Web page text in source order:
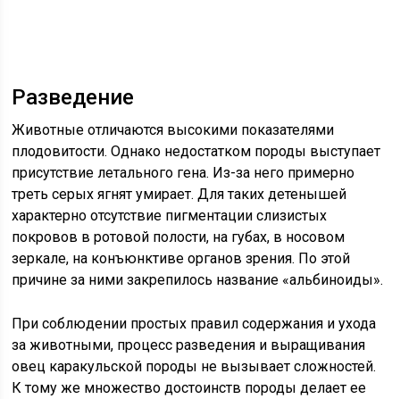
Разведение
Животные отличаются высокими показателями
плодовитости. Однако недостатком породы выступает
присутствие летального гена. Из-за него примерно
треть серых ягнят умирает. Для таких детенышей
характерно отсутствие пигментации слизистых
покровов в ротовой полости, на губах, в носовом
зеркале, на конъюнктиве органов зрения. По этой
причине за ними закрепилось название «альбиноиды».
При соблюдении простых правил содержания и ухода
за животными, процесс разведения и выращивания
овец каракульской породы не вызывает сложностей.
К тому же множество достоинств породы делает ее